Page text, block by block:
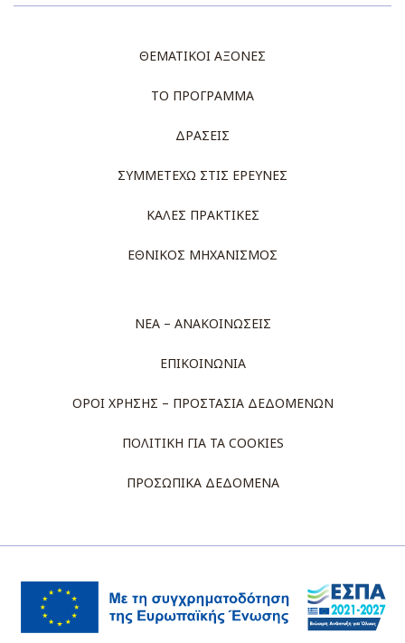
ΘΕΜΑΤΙΚΟΙ ΑΞΟΝΕΣ
ΤΟ ΠΡΟΓΡΑΜΜΑ
ΔΡΑΣΕΙΣ
ΣΥΜΜΕΤΕΧΩ ΣΤΙΣ ΕΡΕΥΝΕΣ
ΚΑΛΕΣ ΠΡΑΚΤΙΚΕΣ
ΕΘΝΙΚΟΣ ΜΗΧΑΝΙΣΜΟΣ
ΝΕΑ – ΑΝΑΚΟΙΝΩΣΕΙΣ
ΕΠΙΚΟΙΝΩΝΙΑ
ΟΡΟΙ ΧΡΗΣΗΣ – ΠΡΟΣΤΑΣΙΑ ΔΕΔΟΜΕΝΩΝ
ΠΟΛΙΤΙΚΗ ΓΙΑ ΤΑ COOKIES
ΠΡΟΣΩΠΙΚΑ ΔΕΔΟΜΕΝΑ